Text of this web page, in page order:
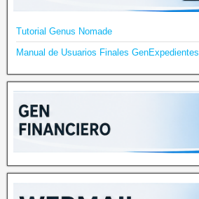
Tutorial Genus Nomade
Manual de Usuarios Finales GenExpedientes